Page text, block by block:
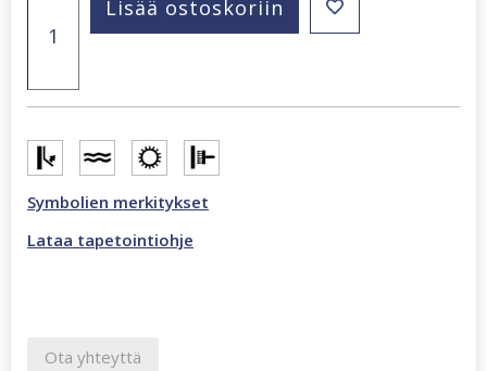
CL47A
määrä
Lisää ostoskoriin
Symbolien merkitykset
Lataa tapetointiohje
Ota yhteyttä